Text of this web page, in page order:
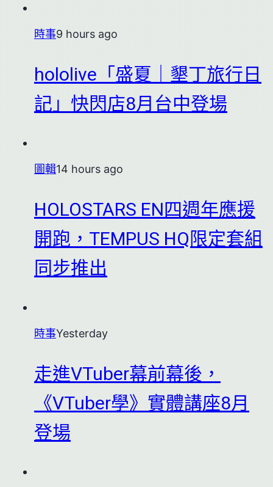
時事9 hours ago
hololive「盛夏｜墾丁旅行日
記」快閃店8月台中登場
圖輯14 hours ago
HOLOSTARS EN四週年應援
開跑，TEMPUS HQ限定套組
同步推出
時事Yesterday
走進VTuber幕前幕後，
《VTuber學》實體講座8月
登場